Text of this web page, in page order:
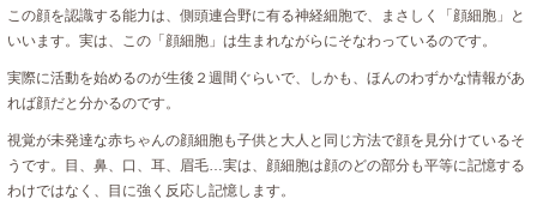
この顔を認識する能力は、側頭連合野に有る神経細胞で、まさしく「顔細胞」と
いいます。実は、この「顔細胞」は生まれながらにそなわっているのです。
実際に活動を始めるのが生後２週間ぐらいで、しかも、ほんのわずかな情報があ
れば顔だと分かるのです。
視覚が未発達な赤ちゃんの顔細胞も子供と大人と同じ方法で顔を見分けているそ
うです。目、鼻、口、耳、眉毛…実は、顔細胞は顔のどの部分も平等に記憶する
わけではなく、目に強く反応し記憶します。